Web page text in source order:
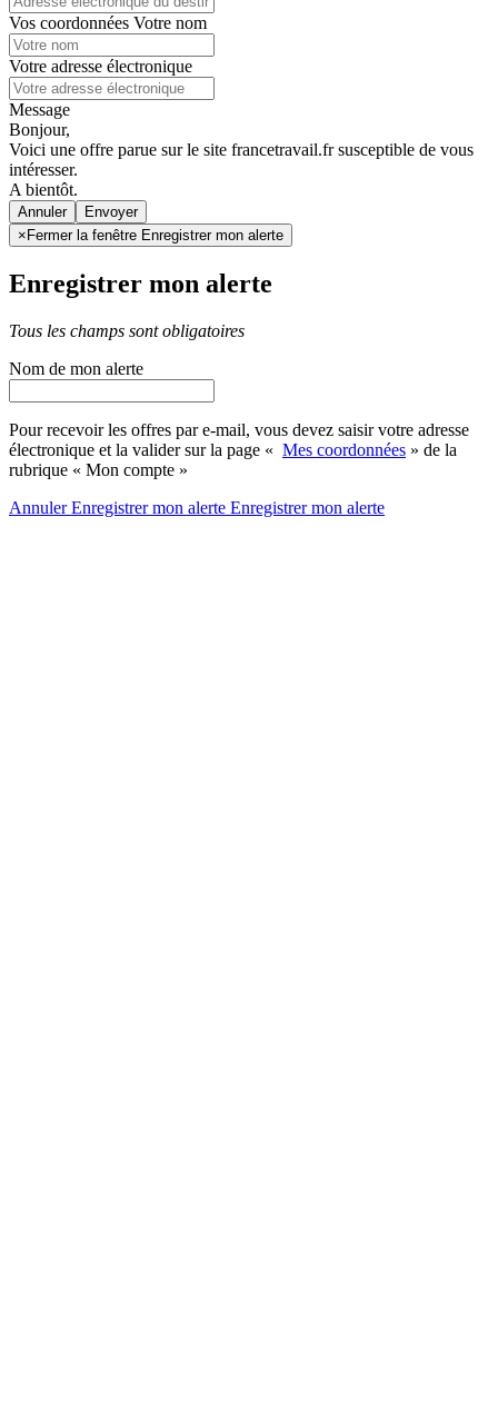
Vos coordonnées Votre nom
Votre adresse électronique
Message
Bonjour,
Voici une offre parue sur le site francetravail.fr susceptible de vous
intéresser.
A bientôt.
Annuler
× Fermer la fenêtre Enregistrer mon alerte
Enregistrer mon alerte
Tous les champs sont obligatoires
Nom de mon alerte
Pour recevoir les offres par e-mail, vous devez saisir votre adresse
électronique et la valider sur la page « Mes coordonnées » de la
rubrique « Mon compte »
AnnulerEnregistrer mon alerte Enregistrermon alerte